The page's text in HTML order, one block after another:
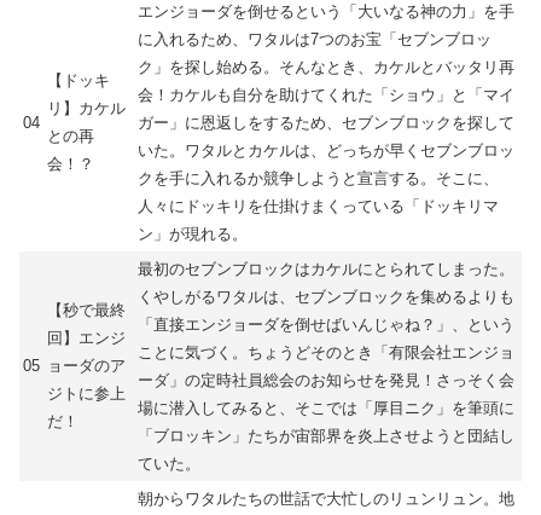
04
【ドッキ
リ】カケル
との再
会！？
エンジョーダを倒せるという「大いなる神の力」を手
に入れるため、ワタルは7つのお宝「セブンブロッ
ク」を探し始める。そんなとき、カケルとバッタリ再
会！カケルも自分を助けてくれた「ショウ」と「マイ
ガー」に恩返しをするため、セブンブロックを探して
いた。ワタルとカケルは、どっちが早くセブンブロッ
クを手に入れるか競争しようと宣言する。そこに、
人々にドッキリを仕掛けまくっている「ドッキリマ
ン」が現れる。
05
【秒で最終
回】エンジ
ョーダのア
ジトに参上
だ！
最初のセブンブロックはカケルにとられてしまった。
くやしがるワタルは、セブンブロックを集めるよりも
「直接エンジョーダを倒せばいんじゃね？」、という
ことに気づく。ちょうどそのとき「有限会社エンジョ
ーダ」の定時社員総会のお知らせを発見！さっそく会
場に潜入してみると、そこでは「厚目ニク」を筆頭に
「ブロッキン」たちが宙部界を炎上させようと団結し
ていた。
朝からワタルたちの世話で大忙しのリュンリュン。地